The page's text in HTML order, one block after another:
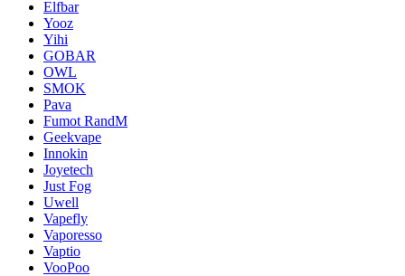
Elfbar
Yooz
Yihi
GOBAR
OWL
SMOK
Pava
Fumot RandM
Geekvape
Innokin
Joyetech
Just Fog
Uwell
Vapefly
Vaporesso
Vaptio
VooPoo